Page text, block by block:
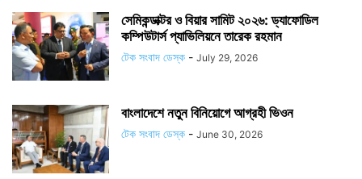
সেমিকন্ডাক্টর ও বিয়ার সামিট ২০২৬: ড্যাফোডিল
কম্পিউটার্স প্যাভিলিয়নে তারেক রহমান
টেক সংবাদ ডেস্ক - July 29, 2026
বাংলাদেশে নতুন বিনিয়োগে আগ্রহী ভিওন
টেক সংবাদ ডেস্ক - June 30, 2026